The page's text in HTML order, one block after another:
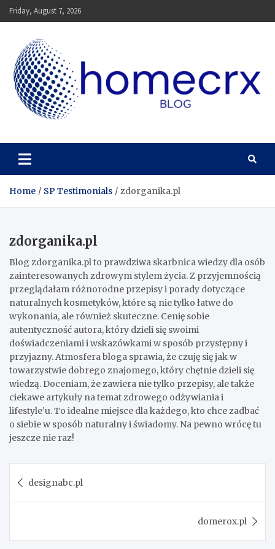
Skip
to
Friday, August 7, 2026
Homecrx
Home SP Testimonials zdorganika.pl
zdorganika.pl
Blog zdorganika.pl to prawdziwa skarbnica wiedzy dla osób
zainteresowanych zdrowym stylem życia. Z przyjemnością
przeglądałam różnorodne przepisy i porady dotyczące
naturalnych kosmetyków, które są nie tylko łatwe do
wykonania, ale również skuteczne. Cenię sobie
autentyczność autora, który dzieli się swoimi
doświadczeniami i wskazówkami w sposób przystępny i
przyjazny. Atmosfera bloga sprawia, że czuję się jak w
towarzystwie dobrego znajomego, który chętnie dzieli się
wiedzą. Doceniam, że zawiera nie tylko przepisy, ale także
ciekawe artykuły na temat zdrowego odżywiania i
lifestyle’u. To idealne miejsce dla każdego, kto chce zadbać
o siebie w sposób naturalny i świadomy. Na pewno wrócę tu
jeszcze nie raz!
navigation
designabc.pl
domerox.pl